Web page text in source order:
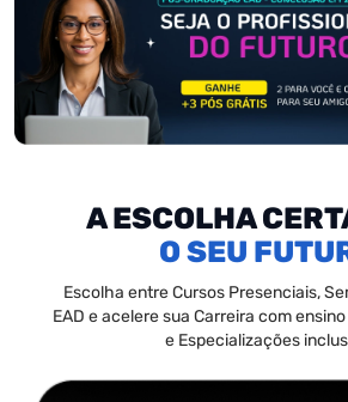
A ESCOLHA
SEU
Escolha entre Cursos Presenciais,
EAD e acelere sua Carreira com
e Especializações